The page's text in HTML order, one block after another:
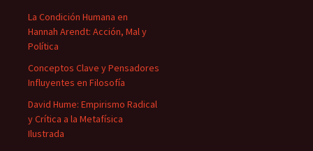
La Condición Humana en
Hannah Arendt: Acción, Mal y
Política
Conceptos Clave y Pensadores
Influyentes en Filosofía
David Hume: Empirismo Radical
y Crítica a la Metafísica
Ilustrada